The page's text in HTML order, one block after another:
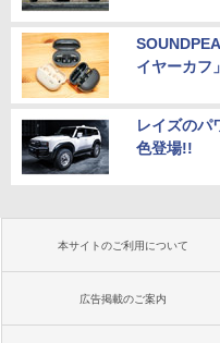
イヤーカフ
レイズのパ
色登場!!
本サイトのご利用について
広告掲載のご案内